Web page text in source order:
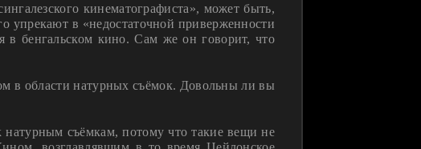
кинематографиста», может быть,
упрекают в «недостаточной приверженности
в бенгальском кино. Сам же он говорит, что
в области натурных съёмок. Довольны ли вы
натурным съёмкам, потому что такие вещи не